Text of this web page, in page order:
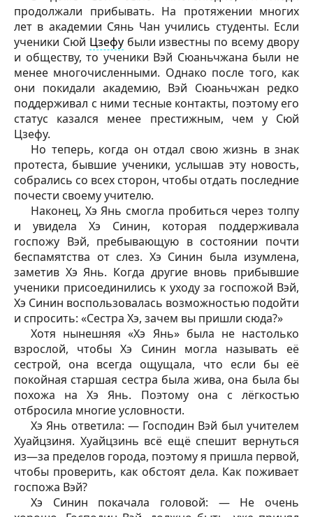
продолжали прибывать. На протяжении многих
лет в академии Сянь Чан учились студенты. Если
ученики Сюй Цзефубыли известны по всему двору
и обществу, то ученики Вэй Сюаньчжана были не
менее многочисленными. Однако после того, как
они покидали академию, Вэй Сюаньчжан редко
поддерживал с ними тесные контакты, поэтому его
статус казался менее престижным, чем у Сюй
Цзефу.
Но теперь, когда он отдал свою жизнь в знак
протеста, бывшие ученики, услышав эту новость,
собрались со всех сторон, чтобы отдать последние
почести своему учителю.
Наконец, Хэ Янь смогла пробиться через толпу
и увидела Хэ Синин, которая поддерживала
госпожу Вэй, пребывающую в состоянии почти
беспамятства от слез. Хэ Синин была изумлена,
заметив Хэ Янь. Когда другие вновь прибывшие
ученики присоединились к уходу за госпожой Вэй,
Хэ Синин воспользовалась возможностью подойти
и спросить: «Сестра Хэ, зачем вы пришли сюда?»
Хотя нынешняя «Хэ Янь» была не настолько
взрослой, чтобы Хэ Синин могла называть её
сестрой, она всегда ощущала, что если бы её
покойная старшая сестра была жива, она была бы
похожа на Хэ Янь. Поэтому она с лёгкостью
отбросила многие условности.
Хэ Янь ответила: — Господин Вэй был учителем
Хуайцзиня. Хуайцзинь всё ещё спешит вернуться
из—за пределов города, поэтому я пришла первой,
чтобы проверить, как обстоят дела. Как поживает
госпожа Вэй?
Хэ Синин покачала головой: — Не очень